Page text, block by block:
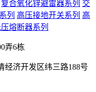
复合氧化锌避雷器系列 交
列 高压接地开关系列 高
熔断器系列
弄6栋
经济开发区纬三路188号